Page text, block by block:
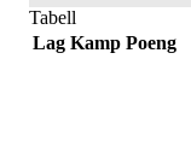
Tabell
Lag Kamp Poeng